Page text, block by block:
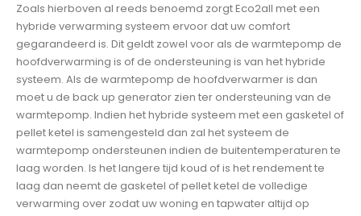
Zoals hierboven al reeds benoemd zorgt Eco2all met een
hybride verwarming systeem ervoor dat uw comfort
gegarandeerd is. Dit geldt zowel voor als de warmtepomp de
hoofdverwarming is of de ondersteuning is van het hybride
systeem. Als de warmtepomp de hoofdverwarmer is dan
moet u de back up generator zien ter ondersteuning van de
warmtepomp. Indien het hybride systeem met een gasketel of
pellet ketel is samengesteld dan zal het systeem de
warmtepomp ondersteunen indien de buitentemperaturen te
laag worden. Is het langere tijd koud of is het rendement te
laag dan neemt de gasketel of pellet ketel de volledige
verwarming over zodat uw woning en tapwater altijd op